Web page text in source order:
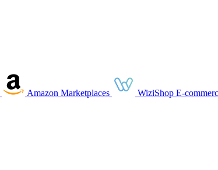
Amazon Marketplaces WiziShop E-